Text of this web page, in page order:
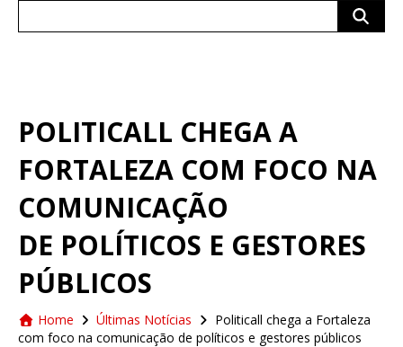
POLITICALL CHEGA A
FORTALEZA COM FOCO NA
COMUNICAÇÃO
DE POLÍTICOS E GESTORES
PÚBLICOS
Home Últimas Notícias
Politicall chega a Fortaleza
com foco na comunicação de políticos e gestores públicos